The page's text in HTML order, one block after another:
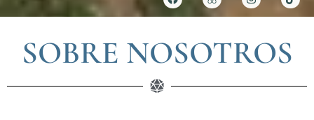
SOBRE NOSOTROS